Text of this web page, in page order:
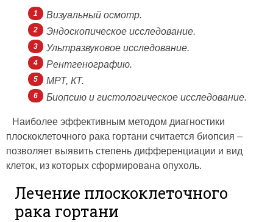
Визуальный осмотр.
Эндоскопическое исследование.
Ультразвуковое исследование.
Рентгенографию.
МРТ, КТ.
Биопсию и гистологическое исследование.
Наиболее эффективным методом диагностики
плоскоклеточного рака гортани считается биопсия –
позволяет выявить степень дифференциации и вид
клеток, из которых сформирована опухоль.
Лечение плоскоклеточного
рака гортани